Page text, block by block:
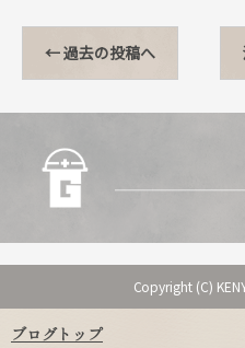
←過去の投稿へ
Copyright (C)
ブログトップ